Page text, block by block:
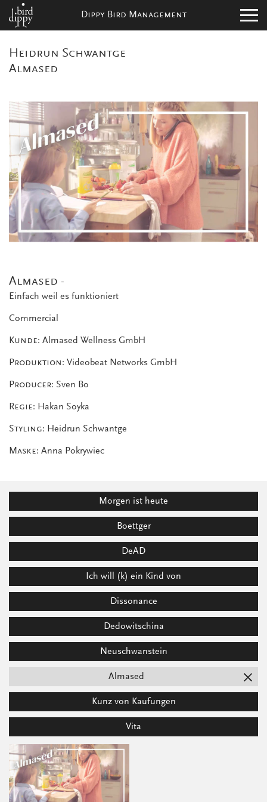
Dippy Bird Management
Heidrun Schwantge
Almased
Almased -
Einfach weil es funktioniert
Commercial
Kunde: Almased Wellness GmbH
Produktion: Videobeat Networks GmbH
Producer: Sven Bo
Regie: Hakan Soyka
Styling: Heidrun Schwantge
Maske: Anna Pokrywiec
Morgen ist heute
Boettger
DeAD
Ich will (k) ein Kind von
Dissonance
Dedowitschina
Neuschwanstein
Almased
Kunz von Kaufungen
Vita